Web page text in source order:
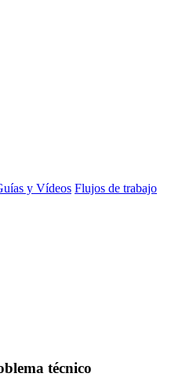
y Vídeos Flujos de trabajo
técnico